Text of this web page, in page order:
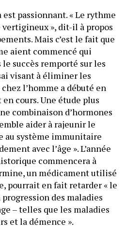
passionnant. « Le rythme
», dit-il à propos
Mais c’est le fait que
aient commencé qui
succès remporté sur les
visant à éliminer les
l’homme a débuté en
en cours. Une étude plus
combinaison d’hormones
aider à rajeunir le
au système immunitaire
avec l’âge ». L’année
commencera à
un médicament utilisé
pourrait en fait retarder « le
des maladies
– telles que les maladies
et la démence ».